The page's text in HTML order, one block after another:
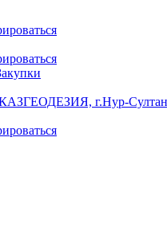
г.Нур-Султан,